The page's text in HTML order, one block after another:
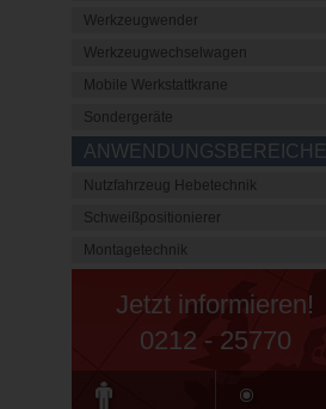
Werkzeugwender
Werkzeugwechselwagen
Mobile Werkstattkrane
Sondergeräte
ANWENDUNGSBEREICHE
Nutzfahrzeug Hebetechnik
Schweißpositionierer
Montagetechnik
Jetzt informieren!
0212 - 25770